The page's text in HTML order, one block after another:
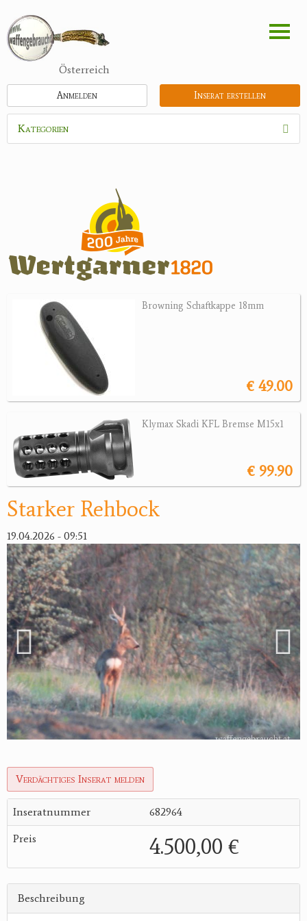
zum
Inhalt
Österreich
Inserat erstellen
Anmelden
Kategorien
Zubehör
Jagdangebote
Jagdreviere
Bücher, Videos
Reviereinrichtungen
Browning Schaftkappe 18mm
€ 49.00
Klymax Skadi KFL Bremse M15x1
€ 99.90
Starker Rehbock
19.04.2026 - 09:51
Verdächtiges Inserat melden
Inseratnummer 682964
Preis 4.500,00 €
Beschreibung